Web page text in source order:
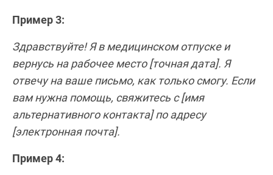
Пример 3:
Здравствуйте! Я в медицинском отпуске и
вернусь на рабочее место [точная дата]. Я
отвечу на ваше письмо, как только смогу. Если
вам нужна помощь, свяжитесь с [имя
альтернативного контакта] по адресу
[электронная почта].
Пример 4: